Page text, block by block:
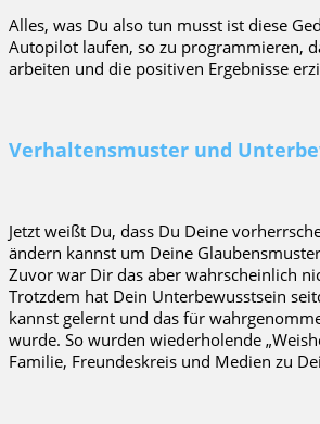
Alles, was Du also tun musst ist diese
Autopilot laufen, so zu programmieren,
arbeiten und die positiven Ergebnisse
Verhaltensmuster und
Jetzt weißt Du, dass Du Deine
ändern kannst um Deine
Zuvor war Dir das aber wahrscheinlich
Trotzdem hat Dein Unterbewusstsein
kannst gelernt und das für
wurde. So wurden wiederholende
Familie, Freundeskreis und Medien zu